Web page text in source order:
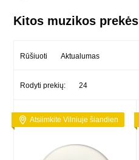
Kitos muzikos prekės
Rūšiuoti Aktualumas
Rodyti prekių: 24
Atsiimkite Vilniuje šiandien